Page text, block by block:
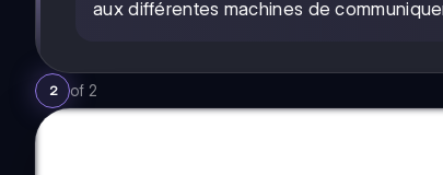
aux différentes machines de
2 of 2